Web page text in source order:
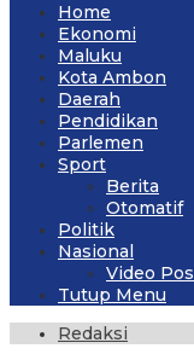
Home
Ekonomi
Maluku
Kota Ambon
Daerah
Pendidikan
Parlemen
Sport
Berita
Otomatif
Politik
Nasional
Video Pos
Tutup Menu
Redaksi